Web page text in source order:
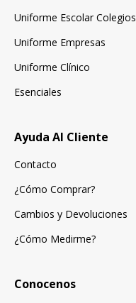
Uniforme Escolar Colegios
Uniforme Empresas
Uniforme Clínico
Esenciales
Ayuda Al Cliente
Contacto
¿Cómo Comprar?
Cambios y Devoluciones
¿Cómo Medirme?
Conocenos